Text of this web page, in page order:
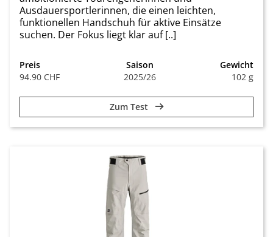
Ausdauersportlerinnen, die einen leichten,
funktionellen Handschuh für aktive Einsätze
suchen. Der Fokus liegt klar auf [..]
Preis
94.90 CHF
Saison
2025/26
Gewicht
102 g
Zum Test